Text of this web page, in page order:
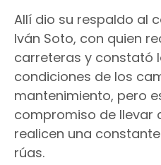
Allí dio su respaldo al
Iván Soto, con quien
carreteras y constató
condiciones de los
mantenimiento, pero
compromiso de llevar
realicen una
rúas.